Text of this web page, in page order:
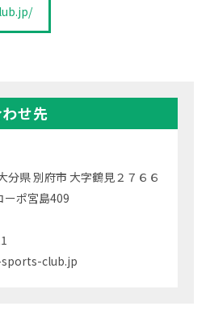
せ先
県 別府市 大字鶴見２７６６
ポ宮島409
club.jp